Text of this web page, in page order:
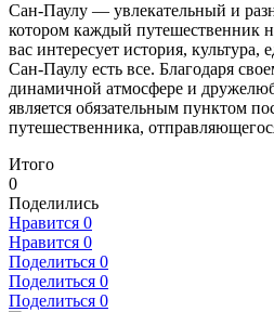
Сан-Паулу — увлекательный и
котором каждый путешественник
вас интересует история, культура,
Сан-Паулу есть все. Благодаря
динамичной атмосфере и
является обязательным пунктом
путешественника,
Итого
0
Поделились
Нравится 0
Нравится 0
Поделиться 0
Поделиться 0
Поделиться 0